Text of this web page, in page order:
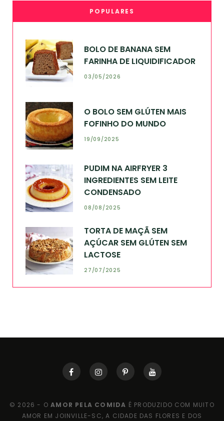
POPULARES
BOLO DE BANANA SEM
FARINHA DE LIQUIDIFICADOR
03/05/2026
O BOLO SEM GLÚTEN MAIS
FOFINHO DO MUNDO
19/09/2025
PUDIM NA AIRFRYER 3
INGREDIENTES SEM LEITE
CONDENSADO
08/08/2025
TORTA DE MAÇÃ SEM
AÇÚCAR SEM GLÚTEN SEM
LACTOSE
27/07/2025
© 2026 - OAMOR PELA COMIDA É PRODUZIDO COM MUITO
AMOR EM JOINVILLE-SC, A CIDADE DAS FLORES E DOS